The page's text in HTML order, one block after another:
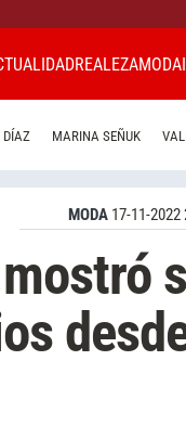
REALEZAMODA
DÍAZ MARINA SEÑUK
MODA 17-11-2022